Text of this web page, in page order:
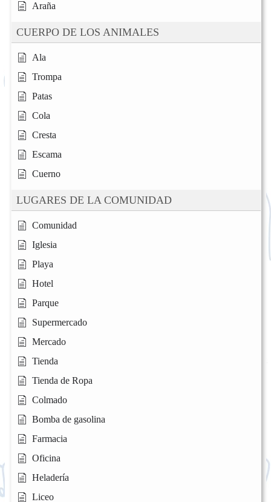
Araña
CUERPO DE LOS ANIMALES
Ala
Trompa
Patas
Cola
Cresta
Escama
Cuerno
LUGARES DE LA COMUNIDAD
Comunidad
Iglesia
Playa
Hotel
Parque
Supermercado
Mercado
Tienda
Tienda de Ropa
Colmado
Bomba de gasolina
Farmacia
Oficina
Heladería
Liceo